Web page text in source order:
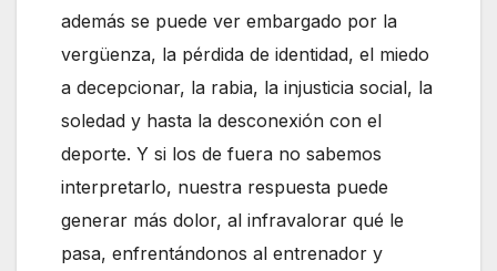
además se puede ver embargado por la
vergüenza, la pérdida de identidad, el miedo
a decepcionar, la rabia, la injusticia social, la
soledad y hasta la desconexión con el
deporte. Y si los de fuera no sabemos
interpretarlo, nuestra respuesta puede
generar más dolor, al infravalorar qué le
pasa, enfrentándonos al entrenador y